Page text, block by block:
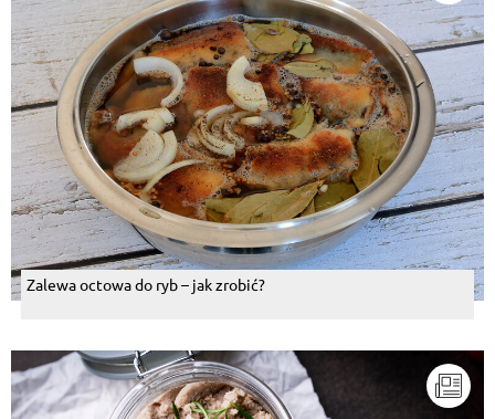
Zalewa octowa do ryb – jak zrobić?